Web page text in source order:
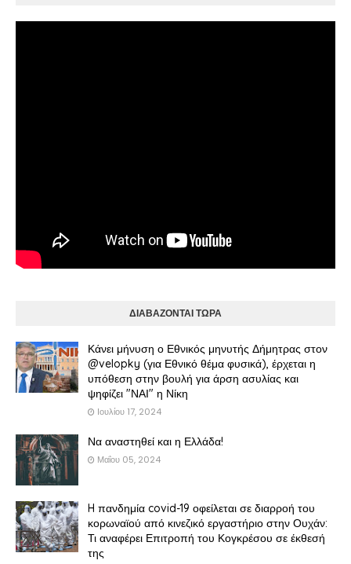
ΔΙΑΒΑΖΟΝΤΑΙ ΤΩΡΑ
Κάνει μήνυση ο Εθνικός μηνυτής Δήμητρας στον
@velopky (για Εθνικό θέμα φυσικά), έρχεται η
υπόθεση στην βουλή για άρση ασυλίας και
ψηφίζει "ΝΑΙ" η Νίκη
Ιουλίου 17, 2024
Να αναστηθεί και η Ελλάδα!
Μαΐου 05, 2024
H πανδημία covid-19 οφείλεται σε διαρροή του
κορωναϊού από κινεζικό εργαστήριο στην Ουχάν:
Τι αναφέρει Επιτροπή του Κογκρέσου σε έκθεσή
της